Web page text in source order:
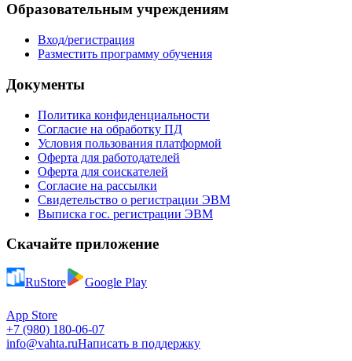
Образовательным учреждениям
Вход/регистрация
Разместить программу обучения
Документы
Политика конфиденциальности
Согласие на обработку ПД
Условия пользования платформой
Оферта для работодателей
Оферта для соискателей
Согласие на рассылки
Свидетельство о регистрации ЭВМ
Выписка гос. регистрации ЭВМ
Скачайте приложение
RuStore Google Play
App Store
+7 (980) 180-06-07
info@vahta.ruНаписать в поддержку